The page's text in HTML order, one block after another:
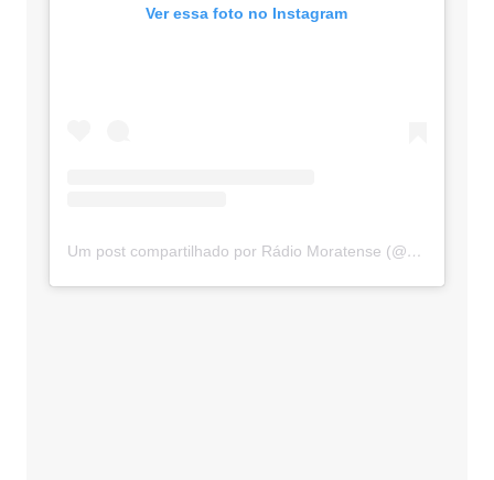
Ver essa foto no Instagram
Um post compartilhado por Rádio Moratense (@radio_moratense)